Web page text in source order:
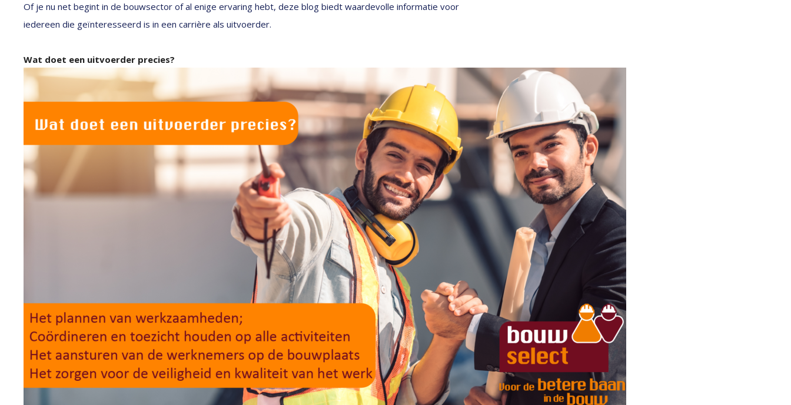
Of je nu net begint in de bouwsector of al enige ervaring hebt, deze blog biedt waardevolle informatie voor
iedereen die geïnteresseerd is in een carrière als uitvoerder.
Wat doet een uitvoerder precies?